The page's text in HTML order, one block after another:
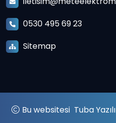
0530 495 69 23
Sitemap
Bu websitesiTuba